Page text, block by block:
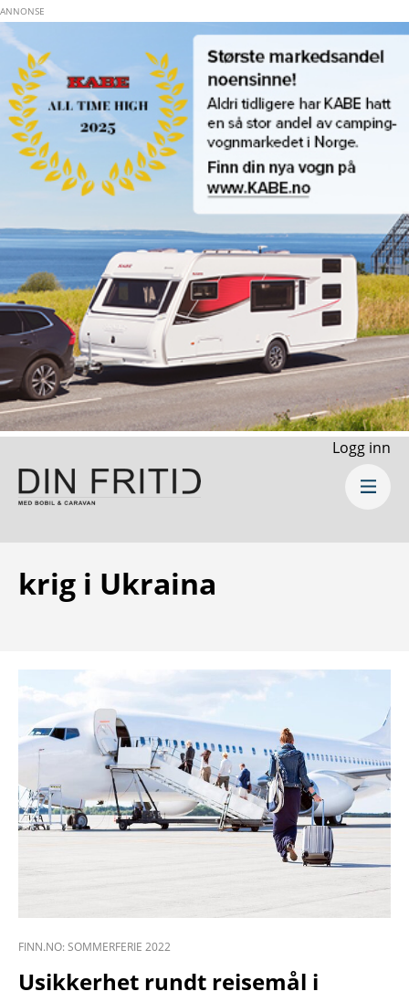
Logg inn
krig i Ukraina
FINN.NO: SOMMERFERIE 2022
Usikkerhet rundt reisemål i